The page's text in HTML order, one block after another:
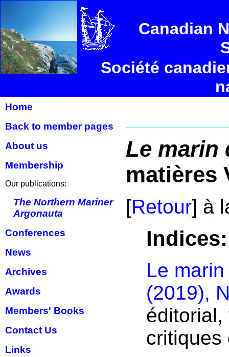
Canadian
Société
Home
Back to member pages
About us
Membership
Our publications:
The Northern Mariner
Argonauta
Conferences
News
Archives
Awards
Members' Books
Contact Us
Links
Le marin
matières
[Retour] à
Indices:
Le
(2019),
éditorial,
critiques